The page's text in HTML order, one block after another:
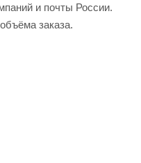
и почты России.
заказа.